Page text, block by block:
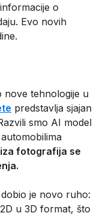
o
Evo novih
nove tehnologije u
predstavlja sjajan
smo AI model
fotografija se
je novo ruho:
u 3D format, što